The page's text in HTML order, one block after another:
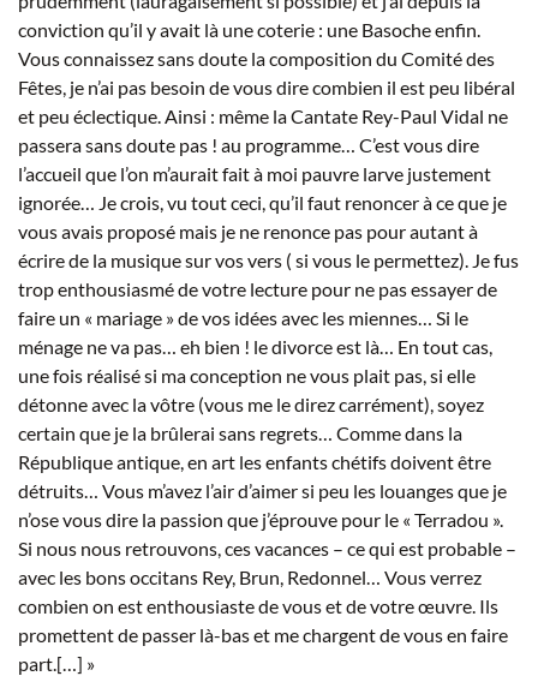
conviction qu’il y avait là une coterie : une Basoche enfin.
Vous connaissez sans doute la composition du Comité des
Fêtes, je n’ai pas besoin de vous dire combien il est peu libéral
et peu éclectique. Ainsi : même la Cantate Rey-Paul Vidal ne
passera sans doute pas ! au programme… C’est vous dire
l’accueil que l’on m’aurait fait à moi pauvre larve justement
ignorée… Je crois, vu tout ceci, qu’il faut renoncer à ce que je
vous avais proposé mais je ne renonce pas pour autant à
écrire de la musique sur vos vers ( si vous le permettez). Je fus
trop enthousiasmé de votre lecture pour ne pas essayer de
faire un « mariage » de vos idées avec les miennes… Si le
ménage ne va pas… eh bien ! le divorce est là… En tout cas,
une fois réalisé si ma conception ne vous plait pas, si elle
détonne avec la vôtre (vous me le direz carrément), soyez
certain que je la brûlerai sans regrets… Comme dans la
République antique, en art les enfants chétifs doivent être
détruits… Vous m’avez l’air d’aimer si peu les louanges que je
n’ose vous dire la passion que j’éprouve pour le « Terradou ».
Si nous nous retrouvons, ces vacances – ce qui est probable –
avec les bons occitans Rey, Brun, Redonnel… Vous verrez
combien on est enthousiaste de vous et de votre œuvre. Ils
promettent de passer là-bas et me chargent de vous en faire
part.[…] »